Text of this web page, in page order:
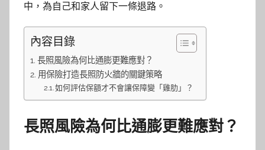
中，為自己和家人留下一條退路。
內容目錄
長照風險為何比通膨更難應對？
用保險打造長照防火牆的關鍵策略
如何評估保額才不會讓保障變「雞肋」？
長照風險為何比通膨更難應對？